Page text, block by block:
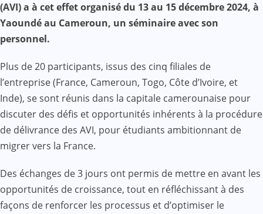
(AVI) a à cet effet organisé du 13 au 15 décembre 2024, à
Yaoundé au Cameroun, un séminaire avec son
personnel.
Plus de 20 participants, issus des cinq filiales de
l’entreprise (France, Cameroun, Togo, Côte d’Ivoire, et
Inde), se sont réunis dans la capitale camerounaise pour
discuter des défis et opportunités inhérents à la procédure
de délivrance des AVI, pour étudiants ambitionnant de
migrer vers la France.
Des échanges de 3 jours ont permis de mettre en avant les
opportunités de croissance, tout en réfléchissant à des
façons de renforcer les processus et d’optimiser le